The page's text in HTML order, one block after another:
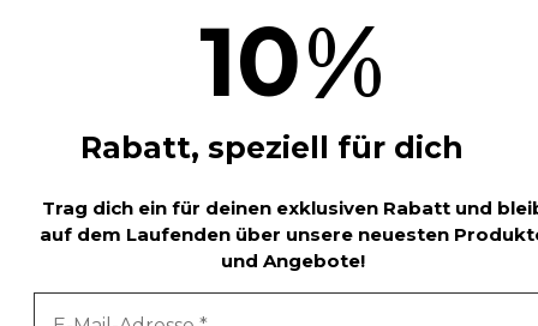
10%
Rabatt, speziell für dich
Trag dich ein für deinen exklusiven Rabatt und
auf dem Laufenden über unsere neuesten
und Angebote!